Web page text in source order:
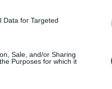
Data for Targeted
Sale, and/or Sharing
Purposes for which it
titoli e
in